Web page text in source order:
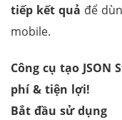
tiếp kết quả để
mobile.
Công cụ tạo JSON
phí & tiện lợi!
Bắt đầu sử dụng